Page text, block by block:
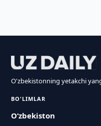
O'zbekistonning yetakchi
BO'LIMLAR
O‘zbekiston